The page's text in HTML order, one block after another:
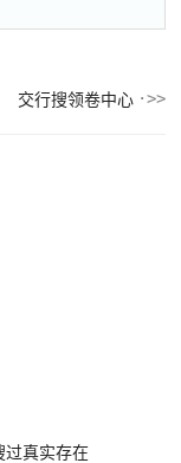
交行搜领卷中心
过真实存在